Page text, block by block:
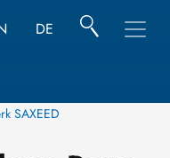
DE
SAXEED